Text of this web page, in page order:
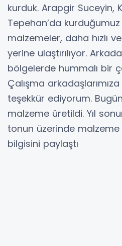
kurduk. Arapgir Suceyin,
Tepehan’da
malzemeler, daha hızlı
yerine ulaştırılıyor.
bölgelerde hummalı bir
Çalışma
teşekkür ediyorum.
malzeme üretildi. Yıl
tonun üzerinde
bilgisini paylaştı